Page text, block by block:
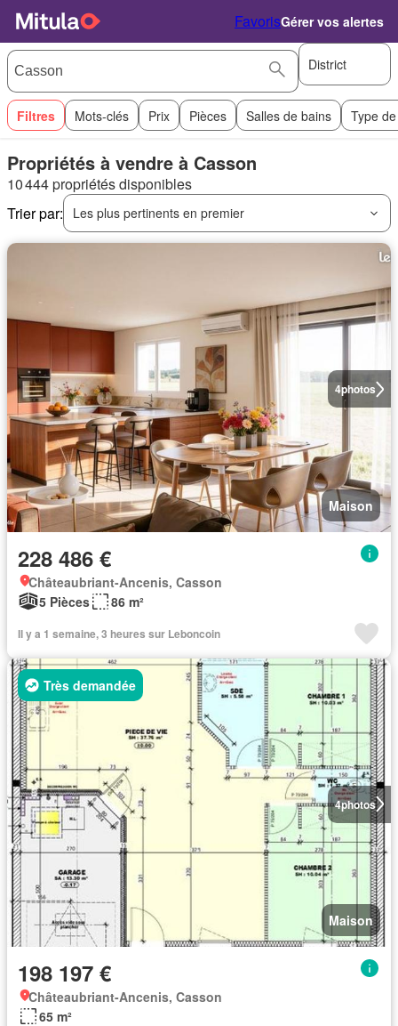
FavorisGérer vos alertes
District
Filtres Mots-clés Prix Pièces Salles de bains Type
Propriétés à vendre à Casson
10 444 propriétés disponibles
Trier par:
Les plus pertinents en premier
4photos
Maison
228 486 €
Châteaubriant-Ancenis, Casson
5 Pièces
86 m²
Il y a 1 semaine, 3 heures sur Leboncoin
4photos
Très demandée
Maison
198 197 €
Châteaubriant-Ancenis, Casson
65 m²